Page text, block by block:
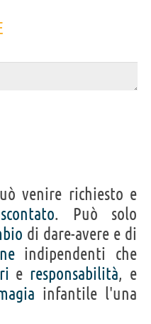
venire richiesto e
scontato. Può solo
di dare-avere e di
indipendenti che
e responsabilità, e
infantile l'una